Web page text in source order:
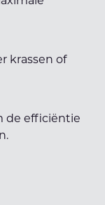
krassen of
de efficiëntie